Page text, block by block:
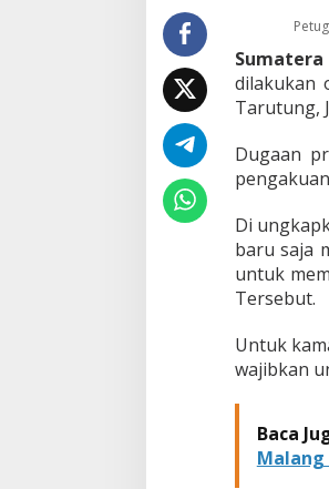
s
I
B
T
a
u
t
n
g
D
i
d
g
P
g
l
dilakukan
Tarutung,
Dugaan
Di
baru saja
untuk
Tersebut.
Untuk
wajibkan
Baca
Malang